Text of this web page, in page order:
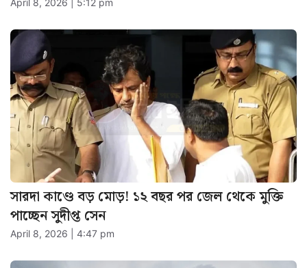
April 8, 2026 | 5:12 pm
সারদা কাণ্ডে বড় মোড়! ১২ বছর পর জেল থেকে মুক্তি
পাচ্ছেন সুদীপ্ত সেন
April 8, 2026 | 4:47 pm